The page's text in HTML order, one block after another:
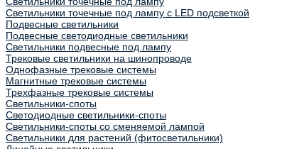
Светильники точечные под лампу с LED подсветкой
Подвесные светильники
Подвесные светодиодные светильники
Светильники подвесные под лампу
Трековые светильники на шинопроводе
Однофазные трековые системы
Магнитные трековые системы
Трехфазные трековые системы
Светильники-споты
Светодиодные светильники-споты
Светильники-споты со сменяемой лампой
Светильники для растений (фитосветильники)